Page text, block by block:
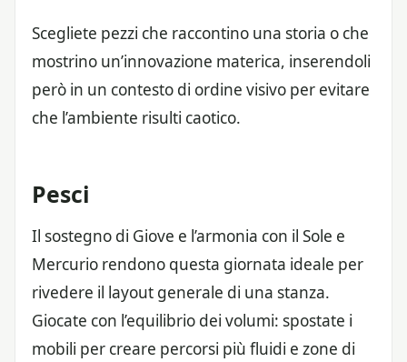
Scegliete pezzi che raccontino una storia o che
mostrino un’innovazione materica, inserendoli
però in un contesto di ordine visivo per evitare
che l’ambiente risulti caotico.
Pesci
Il sostegno di Giove e l’armonia con il Sole e
Mercurio rendono questa giornata ideale per
rivedere il layout generale di una stanza.
Giocate con l’equilibrio dei volumi: spostate i
mobili per creare percorsi più fluidi e zone di